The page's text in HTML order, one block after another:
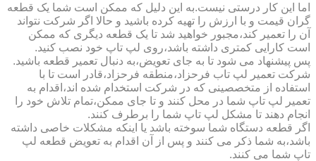
اما این کار درستی نیست.به این دلیل که ممکن است شما یک قطعه
گران قیمت و با ارزش را تهیه کرده باشید و حالا اگر شرکت نتواند
آن را تعمیر کند،مجبور خواهید شد تا یک قطعه دیگری که ممکن
است کارایی کمتری داشته باشد،روی لپ تاپ خود نصب کنید.
پس پیشنهاد می شود تا به جای تعویض،به دنبال تعمیر قطعه باشید.
شرکت تعمیر لپ تاب فرحزاد،منطقه فرحزاد،قادر است تا با
استفاده از متخصصینی که در شرکت استخدام شده اند،اقدام به
تعمیر لپ تاپ شما در محل کنند و تا جای ممکن،تمام تلاش خود را
انجام دهند تا مشکل لپ تاپ شما را برطرف کنند.
اگر قطعه دستگاه شما سوخته باشد یا اینکه مشکلات خاصی داشته
باشد،به شما ذکر می کنند و پس از آن اقدام به تعویض قطعه لپ
تاپ شما می کنند.